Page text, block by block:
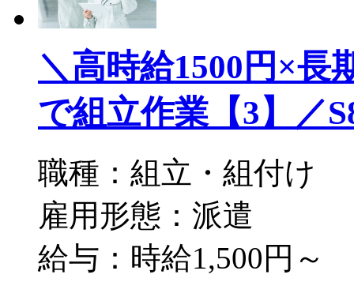
＼高時給1500円×長
で組立作業【3】／
職種：組立・組付け
雇用形態：派遣
給与：時給1,500円～